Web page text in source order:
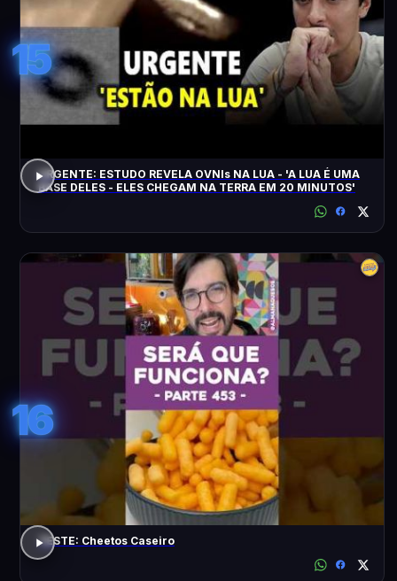
15
URGENTE: ESTUDO REVELA OVNIs NA LUA - 'A LUA É UMA
BASE DELES - ELES CHEGAM NA TERRA EM 20 MINUTOS'
16
TESTE: Cheetos Caseiro